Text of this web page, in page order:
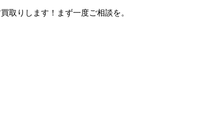
取りします！まず一度ご相談を。